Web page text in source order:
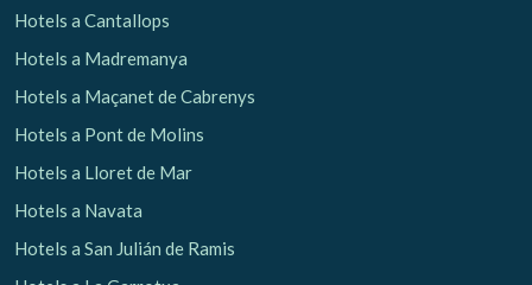
Hotels a Cantallops
Hotels a Madremanya
Hotels a Maçanet de Cabrenys
Hotels a Pont de Molins
Hotels a Lloret de Mar
Hotels a Navata
Hotels a San Julián de Ramis